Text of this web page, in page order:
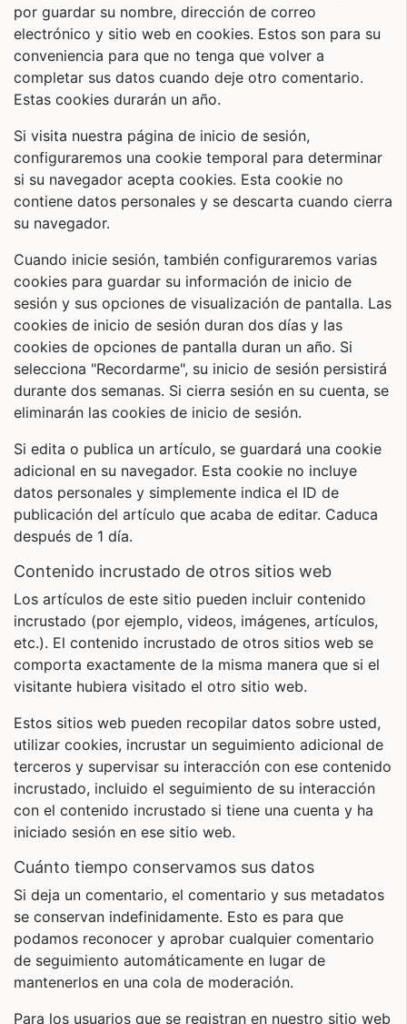
por guardar su nombre, dirección de correo
electrónico y sitio web en cookies. Estos son para su
conveniencia para que no tenga que volver a
completar sus datos cuando deje otro comentario.
Estas cookies durarán un año.
Si visita nuestra página de inicio de sesión,
configuraremos una cookie temporal para determinar
si su navegador acepta cookies. Esta cookie no
contiene datos personales y se descarta cuando cierra
su navegador.
Cuando inicie sesión, también configuraremos varias
cookies para guardar su información de inicio de
sesión y sus opciones de visualización de pantalla. Las
cookies de inicio de sesión duran dos días y las
cookies de opciones de pantalla duran un año. Si
selecciona "Recordarme", su inicio de sesión persistirá
durante dos semanas. Si cierra sesión en su cuenta, se
eliminarán las cookies de inicio de sesión.
Si edita o publica un artículo, se guardará una cookie
adicional en su navegador. Esta cookie no incluye
datos personales y simplemente indica el ID de
publicación del artículo que acaba de editar. Caduca
después de 1 día.
Contenido incrustado de otros sitios web
Los artículos de este sitio pueden incluir contenido
incrustado (por ejemplo, videos, imágenes, artículos,
etc.). El contenido incrustado de otros sitios web se
comporta exactamente de la misma manera que si el
visitante hubiera visitado el otro sitio web.
Estos sitios web pueden recopilar datos sobre usted,
utilizar cookies, incrustar un seguimiento adicional de
terceros y supervisar su interacción con ese contenido
incrustado, incluido el seguimiento de su interacción
con el contenido incrustado si tiene una cuenta y ha
iniciado sesión en ese sitio web.
Cuánto tiempo conservamos sus datos
Si deja un comentario, el comentario y sus metadatos
se conservan indefinidamente. Esto es para que
podamos reconocer y aprobar cualquier comentario
de seguimiento automáticamente en lugar de
mantenerlos en una cola de moderación.
Para los usuarios que se registran en nuestro sitio web